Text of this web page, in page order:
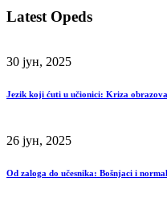
Latest Opeds
30 јун, 2025
Jezik koji ćuti u učionici: Kriza
26 јун, 2025
Od zaloga do učesnika: Bošnjaci i